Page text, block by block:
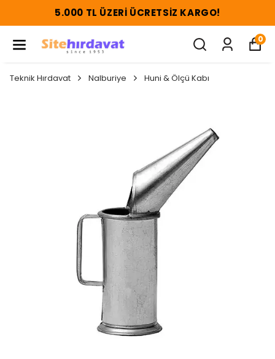
5.000 TL ÜZERI ÜCRETSIZ KARGO!
0
Teknik Hırdavat Nalburiye Huni & Ölçü Kabı